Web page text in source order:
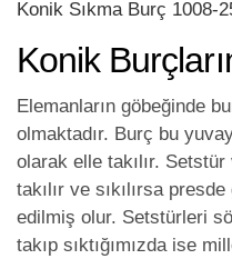
Konik Sıkma Burç 1008-
Konik
Elemanların göbeğinde
olmaktadır. Burç bu
olarak elle takılır.
takılır ve sıkılırsa
edilmiş olur. Setstürleri
takıp sıktığımızda ise